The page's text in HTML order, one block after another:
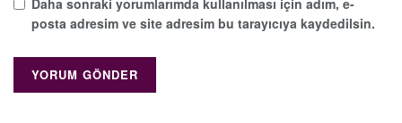
Daha sonraki yorumlarımda kullanılması için adım, e-
posta adresim ve site adresim bu tarayıcıya kaydedilsin.